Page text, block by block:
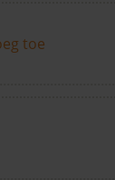
toe